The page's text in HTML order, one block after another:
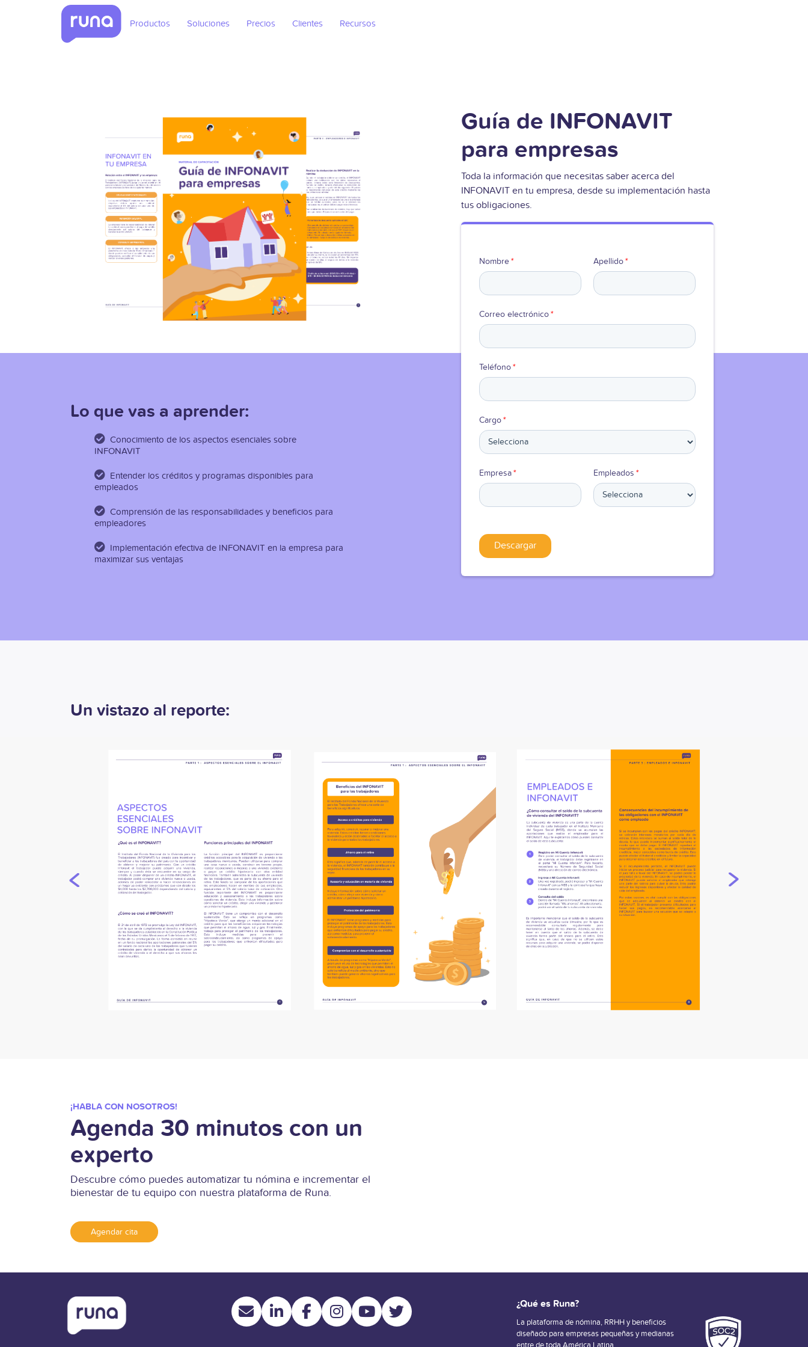
Productos Soluciones Precios Clientes Recursos
Guía de INFONAVIT
para empresas
Toda la información que necesitas saber acerca del
INFONAVIT en tu empresa, desde su implementación hasta
tus obligaciones.
Nombre* Apellido*
Correo electrónico*
Teléfono*
Cargo*
Empresa* Empleados *
Lo que vas a aprender:
Conocimiento de los aspectos esenciales sobre
INFONAVIT
Entender los créditos y programas disponibles para
empleados
Comprensión de las responsabilidades y beneficios para
empleadores
Implementación efectiva de INFONAVIT en la empresa para
maximizar sus ventajas
Un vistazo al reporte:
¡HABLA CON NOSOTROS!
Agenda 30 minutos con un
experto
Descubre cómo puedes automatizar tu nómina e incrementar el
bienestar de tu equipo con nuestra plataforma de Runa.
Agendar cita
¿Qué es Runa?
La plataforma de nómina, RRHH y beneficios
diseñado para empresas pequeñas y medianas